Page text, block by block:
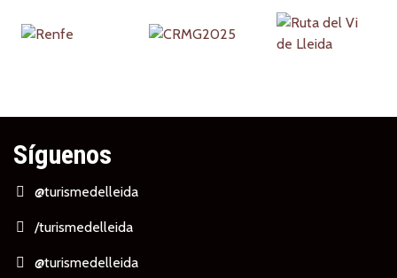
Síguenos
@turismedelleida
/turismedelleida
@turismedelleida